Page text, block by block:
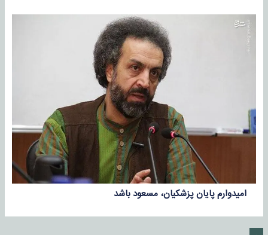
امیدوارم پایان پزشکیان، مسعود باشد